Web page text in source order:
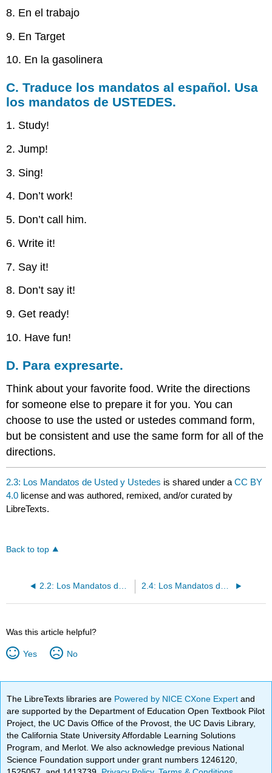
8. En el trabajo
9. En Target
10. En la gasolinera
C. Traduce los mandatos al español. Usa
los mandatos de USTEDES.
1. Study!
2. Jump!
3. Sing!
4. Don’t work!
5. Don’t call him.
6. Write it!
7. Say it!
8. Don’t say it!
9. Get ready!
10. Have fun!
D. Para expresarte.
Think about your favorite food. Write the directions
for someone else to prepare it for you. You can
choose to use the usted or ustedes command form,
but be consistent and use the same form for all of the
directions.
2.3: Los Mandatos de Usted y Ustedes is shared under aCC BY
4.0 license and was authored, remixed, and/or curated by
LibreTexts.
Back to top
2.2: Los Mandatos de Tú 2.4: Los Mandatos de Nosotros
Was this article helpful?
Yes No
The LibreTexts libraries are Powered by NICE CXone Expertand
are supported by the Department of Education Open Textbook Pilot
Project, the UC Davis Office of the Provost, the UC Davis Library,
the California State University Affordable Learning Solutions
Program, and Merlot. We also acknowledge previous National
Science Foundation support under grant numbers 1246120,